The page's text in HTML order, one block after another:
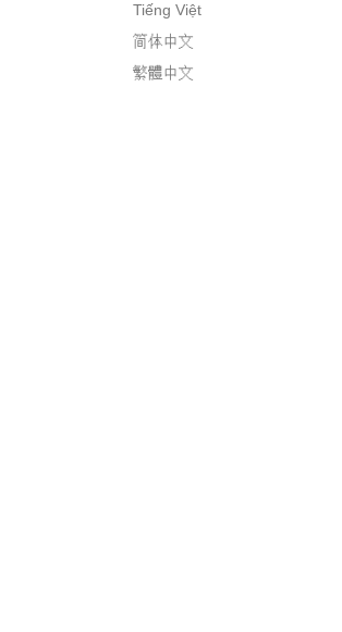
Tiếng Việt
简体中文
繁體中文